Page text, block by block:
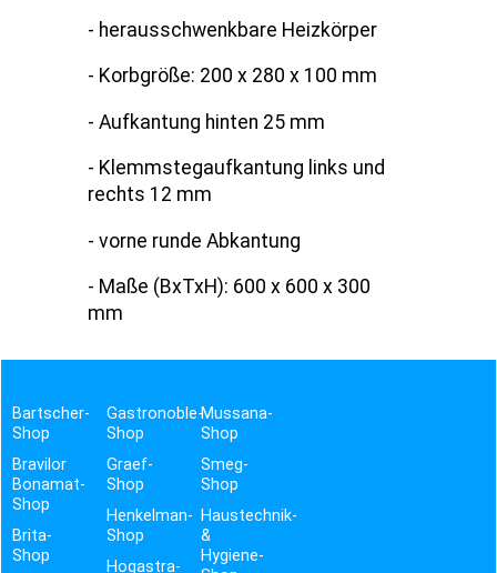
- herausschwenkbare Heizkörper
- Korbgröße: 200 x 280 x 100 mm
- Aufkantung hinten 25 mm
- Klemmstegaufkantung links und
rechts 12 mm
- vorne runde Abkantung
- Maße (BxTxH): 600 x 600 x 300
mm
Bartscher-
Shop
Bravilor
Bonamat-
Shop
Brita-
Shop
Gastronoble-
Shop
Graef-
Shop
Henkelman-
Shop
Hogastra-
Mussana-
Shop
Smeg-
Shop
Haustechnik-
&
Hygiene-